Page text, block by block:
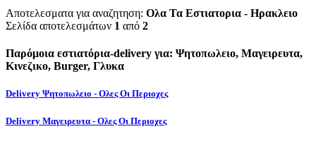
Αποτελεσματα για αναζητηση: Ολα Τα Εστιατορια - Ηρακλειο
Σελίδα αποτελεσμάτων 1 από 2
Παρόμοια εστιατόρια-delivery για: Ψητοπωλειο, Μαγειρευτα,
Κινεζικο, Burger, Γλυκα
Delivery Ψητοπωλειο - Ολες Οι Περιοχες
Delivery Μαγειρευτα - Ολες Οι Περιοχες